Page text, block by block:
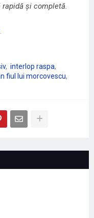
și completă.
.
interlop raspa
fiul lui morcovescu